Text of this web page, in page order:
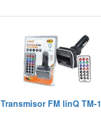
Transmisor FM linQ TM-1